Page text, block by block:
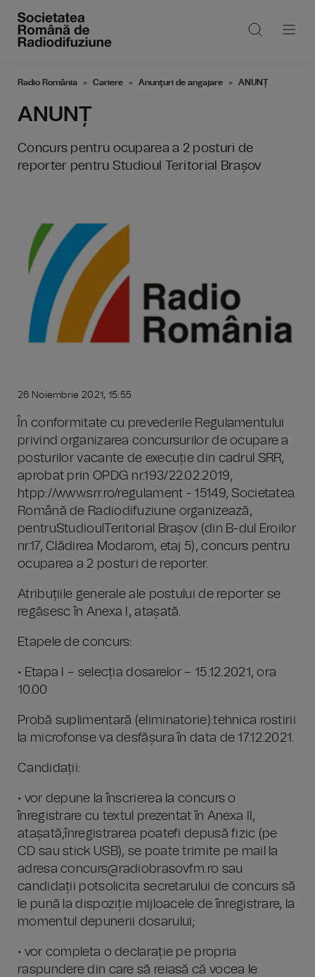
Radio România Cariere Anunţuri de angajare ANUNȚ
ANUNȚ
Concurs pentru ocuparea a 2 posturi de
reporter pentru Studioul Teritorial Brașov
26 Noiembrie 2021, 15:55
În conformitate cu prevederile Regulamentului
privind organizarea concursurilor de ocupare a
posturilor vacante de execuție din cadrul SRR,
aprobat prin OPDG nr.193/22.02.2019,
htpp://www.srr.ro/regulament - 15149, Societatea
Română de Radiodifuziune organizează,
pentruStudioulTeritorial Brașov (din B-dul Eroilor
nr.17, Clădirea Modarom, etaj 5), concurs pentru
ocuparea a 2 posturi de reporter.
Atribuțiile generale ale postului de reporter se
regăsesc în Anexa I, atașată.
Etapele de concurs:
• Etapa I – selecția dosarelor – 15.12.2021, ora
10.00
Probă suplimentară (eliminatorie):tehnica rostirii
la microfonse va desfășura în data de 17.12.2021.
Candidații:
• vor depune la înscrierea la concurs o
înregistrare cu textul prezentat în Anexa II,
atașată;înregistrarea poatefi depusă fizic (pe
CD sau stick USB), se poate trimite pe mail la
adresa concurs@radiobrasovfm.ro sau
candidații potsolicita secretarului de concurs să
le pună la dispoziție mijloacele de înregistrare, la
momentul depunerii dosarului;
• vor completa o declarație pe propria
raspundere din care să reiasă că vocea le